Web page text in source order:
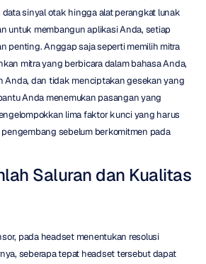
sinyal otak hingga alat perangkat lunak
untuk membangun aplikasi Anda, setiap
penting. Anggap saja seperti memilih mitra
mitra yang berbicara dalam bahasa Anda,
Anda, dan tidak menciptakan gesekan yang
Anda menemukan pasangan yang
lima faktor kunci yang harus
sebelum berkomitmen pada
Saluran dan Kualitas
pada headset menentukan resolusi
seberapa tepat headset tersebut dapat